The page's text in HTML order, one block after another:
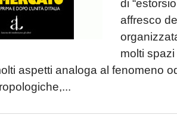
di
affresco
molti
aspetti analoga al fenomeno